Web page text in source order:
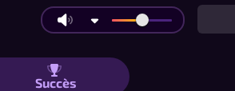
plateaux et mode
Succès